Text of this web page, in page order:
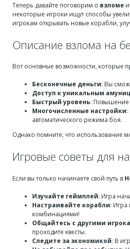
Теперь давайте поговорим о взломе и
некоторые игроки ищут способы
игрокам открывать новые корабли,
Описание взлома на
Вот основные возможности, которые
Бесконечные деньги: Вы
Доступ к уникальным
Быстрый уровень: Повышение
Многочисленные настройки
автоматического режима боя.
Однако помните, что использование
Игровые советы для
Если вы только начинаете свой путь в
Изучайте геймплей: Игра
Настраивайте корабли: Игра
комбинациями!
Общайтесь с другими
проходите квесты.
Следите за экономикой: В